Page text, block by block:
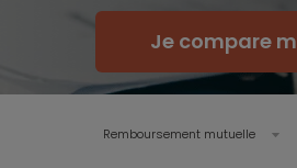
Je compare
Remboursement mutuelle